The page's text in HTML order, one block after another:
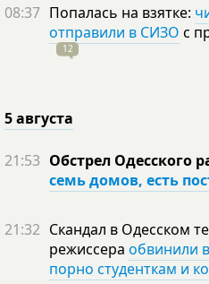
08:37 Попалась на взятке:
отправили в СИЗО с
12
5 августа
21:53 Обстрел Одесского
семь домов, есть
21:32 Скандал в Одесском
режиссера обвинили
порно студенткам и